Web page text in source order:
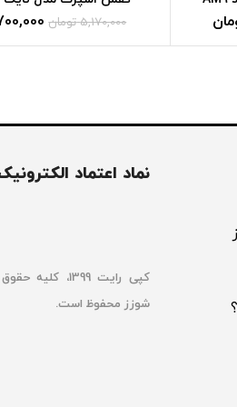
5,170,000 تومان
نماد اعتماد
کپی رایت 1399،
شوزز محفوظ است.